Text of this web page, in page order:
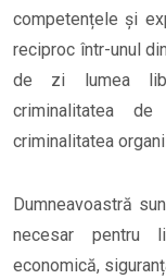
competențele și
reciproc într-unul
de zi lumea
criminalitatea
criminalitatea
Dumneavoastră
necesar pentru
economică,